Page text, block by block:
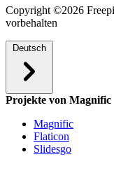
Copyright ©2026
vorbehalten
Deutsch
Projekte von Magnific
Magnific
Flaticon
Slidesgo